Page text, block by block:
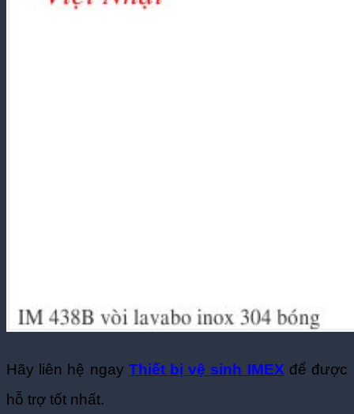
hỗ trợ tốt nhất.